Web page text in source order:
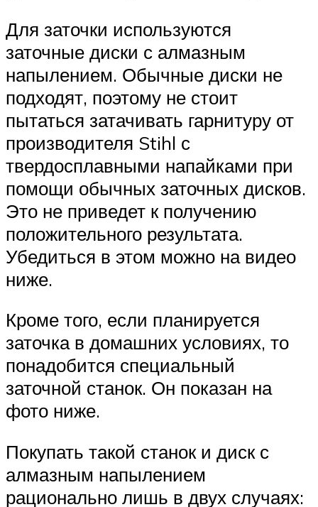
Для заточки используются
заточные диски с алмазным
напылением. Обычные диски не
подходят, поэтому не стоит
пытаться затачивать гарнитуру от
производителя Stihl с
твердосплавными напайками при
помощи обычных заточных дисков.
Это не приведет к получению
положительного результата.
Убедиться в этом можно на видео
ниже.
Кроме того, если планируется
заточка в домашних условиях, то
понадобится специальный
заточной станок. Он показан на
фото ниже.
Покупать такой станок и диск с
алмазным напылением
рационально лишь в двух случаях: